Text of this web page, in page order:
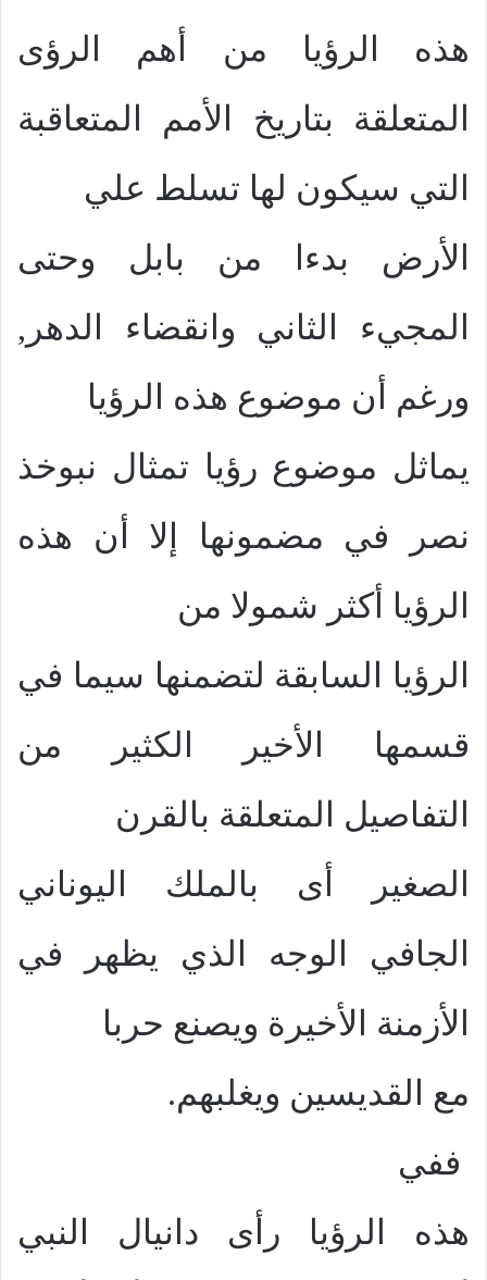
هذه الرؤيا من أهم الرؤى
المتعلقة بتاريخ الأمم المتعاقبة
التي سيكون لها تسلط علي
الأرض بدءا من بابل وحتى
المجيء الثاني وانقضاء الدهر,
ورغم أن موضوع هذه الرؤيا
يماثل موضوع رؤيا تمثال نبوخذ
نصر في مضمونها إلا أن هذه
الرؤيا أكثر شمولا من
الرؤيا السابقة لتضمنها سيما في
قسمها الأخير الكثير من
التفاصيل المتعلقة بالقرن
الصغير أى بالملك اليوناني
الجافي الوجه الذي يظهر في
الأزمنة الأخيرة ويصنع حربا
مع القديسين ويغلبهم.
ففي
هذه الرؤيا رأى دانيال النبي